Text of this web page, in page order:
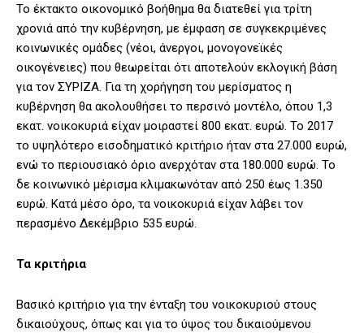
Το έκτακτο οικονομικό βοήθημα θα διατεθεί για τρίτη
χρονιά από την κυβέρνηση, με έμφαση σε συγκεκριμένες
κοινωνικές ομάδες (νέοι, άνεργοι, μονογονεϊκές
οικογένειες) που θεωρείται ότι αποτελούν εκλογική βάση
για τον ΣΥΡΙΖΑ. Για τη χορήγηση του μερίσματος η
κυβέρνηση θα ακολουθήσει το περσινό μοντέλο, όπου 1,3
εκατ. νοικοκυριά είχαν μοιραστεί 800 εκατ. ευρώ. Το 2017
το υψηλότερο εισοδηματικό κριτήριο ήταν στα 27.000 ευρώ,
ενώ το περιουσιακό όριο ανερχόταν στα 180.000 ευρώ. Το
δε κοινωνικό μέρισμα κλιμακωνόταν από 250 έως 1.350
ευρώ. Κατά μέσο όρο, τα νοικοκυριά είχαν λάβει τον
περασμένο Δεκέμβριο 535 ευρώ.
Τα κριτήρια
Βασικό κριτήριο για την ένταξη του νοικοκυριού στους
δικαιούχους, όπως και για το ύψος του δικαιούμενου